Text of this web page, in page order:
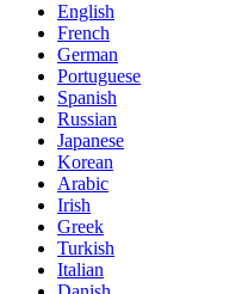
English
French
German
Portuguese
Spanish
Russian
Japanese
Korean
Arabic
Irish
Greek
Turkish
Italian